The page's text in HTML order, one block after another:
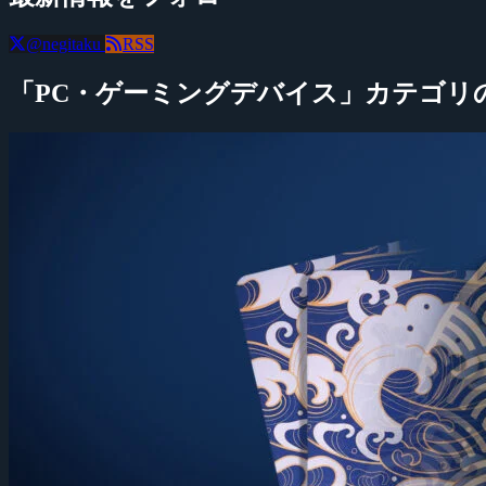
@negitaku RSS
「PC・ゲーミングデバイス」カテゴリ